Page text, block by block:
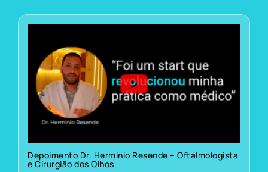
Depoimento Dr. Herminio Resende – Oftalmologista
e Cirurgião dos Olhos